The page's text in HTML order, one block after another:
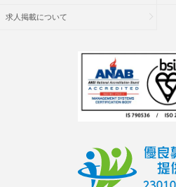
求人掲載について